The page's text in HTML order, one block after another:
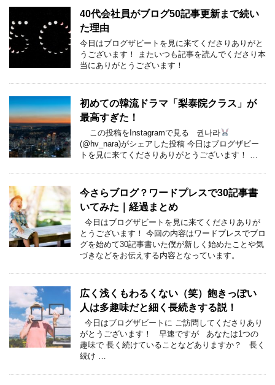
40代会社員がブログ50記事更新まで続い
た理由
今日はブログザビートを見に来てくださりありがと
うございます！ またいつも記事を読んでくださり本
当にありがとうございます！
初めての韓流ドラマ「梨泰院クラス」が
最高すぎた！
この投稿をInstagramで見る 권나라
(@hv_nara)がシェアした投稿 今日はブログザビー
トを見に来てくださりありがとうございます！ …
今さらブログ？ワードプレスで30記事書
いてみた｜経過まとめ
今日はブログザビートを見に来てくださりありが
とうございます！ 今回の内容はワードプレスでブロ
グを始めて30記事書いた僕が新しく始めたことや気
づきなどをお伝えする内容となっています。
広く浅くもわるくない（笑）飽きっぽい
人は多趣味だと細く長続きする説！
今日はブログザビートに ご訪問してくださりあり
がとうございます！ 早速ですが あなたは1つの
趣味で 長く続けていることなどありますか？ 長く
続け …